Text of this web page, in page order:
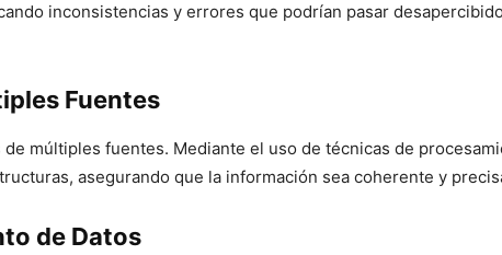
inconsistencias y errores que podrían pasar
Fuentes
múltiples fuentes. Mediante el uso de técnicas de
asegurando que la información sea coherente y
de Datos